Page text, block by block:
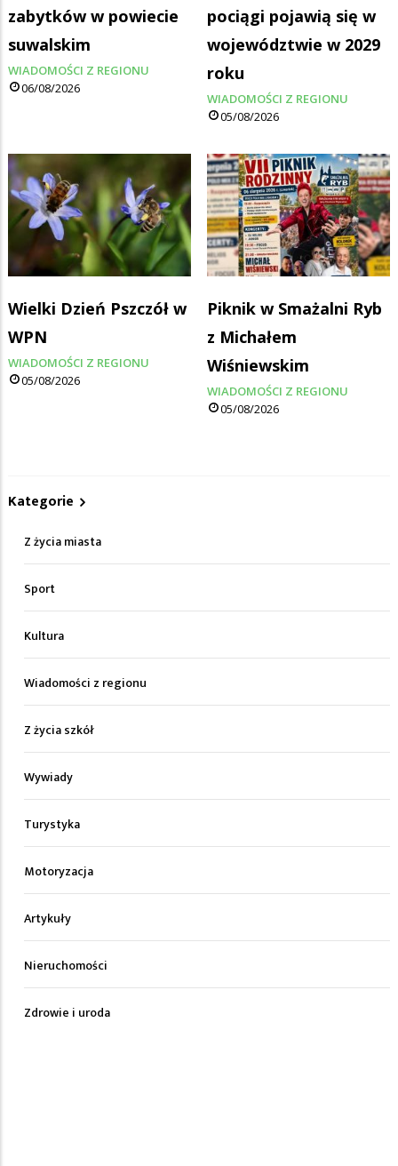
zabytków w powiecie
suwalskim
WIADOMOŚCI Z REGIONU
06/08/2026
pociągi pojawią się w
województwie w 2029
roku
WIADOMOŚCI Z REGIONU
05/08/2026
Wielki Dzień Pszczół w
WPN
WIADOMOŚCI Z REGIONU
05/08/2026
Piknik w Smażalni Ryb
z Michałem
Wiśniewskim
WIADOMOŚCI Z REGIONU
05/08/2026
Kategorie
Z życia miasta
Sport
Kultura
Wiadomości z regionu
Z życia szkół
Wywiady
Turystyka
Motoryzacja
Artykuły
Nieruchomości
Zdrowie i uroda